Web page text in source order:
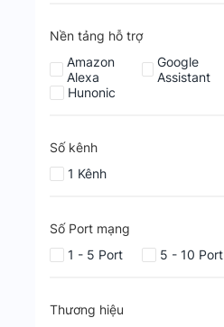
Nền tảng hỗ trợ
Amazon
Alexa
Google
Assistant
Hunonic
Số kênh
1 Kênh
Số Port mạng
1 - 5 Port
5 - 10 Port
Thương hiệu